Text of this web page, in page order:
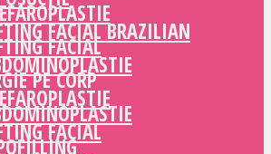
FACIAL
PE CORP
FACIAL BRAZILIAN
FACIAL